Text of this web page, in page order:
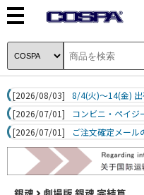
[2026/08/03]
8/4(火)～14(金)
[2026/07/01]
コンビニ・ペイジ
[2026/07/01]
ご注文確定メール